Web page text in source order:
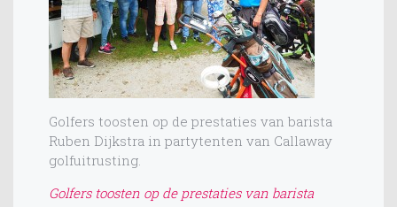
Golfers toosten op de prestaties van barista
Ruben Dijkstra in partytenten van Callaway
golfuitrusting.
Golfers toosten op de prestaties van barista